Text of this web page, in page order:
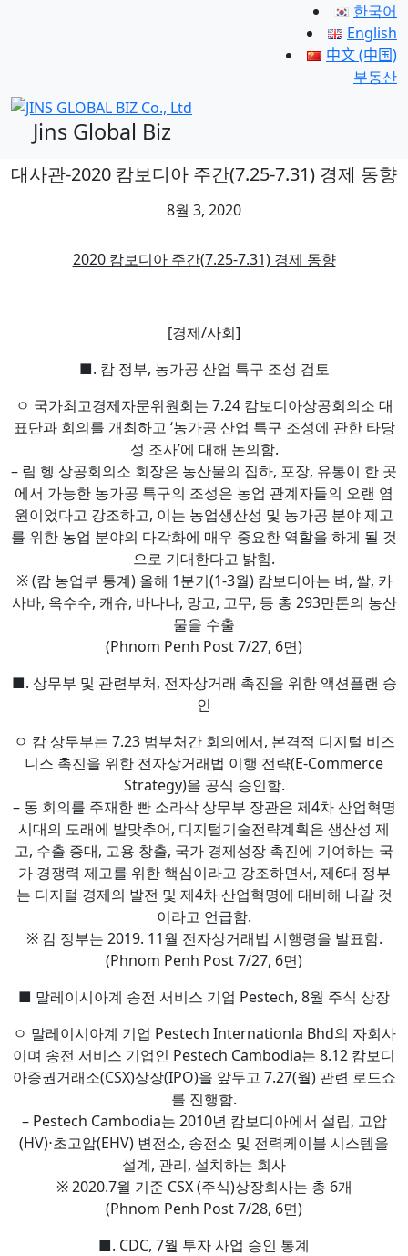
한국어
English
中文 (中国)
부동산
Jins Global Biz
대사관-2020 캄보디아 주간(7.25-7.31) 경제 동향
8월 3, 2020
2020 캄보디아 주간(7.25-7.31) 경제 동향
[경제/사회]
■. 캄 정부, 농가공 산업 특구 조성 검토
ㅇ 국가최고경제자문위원회는 7.24 캄보디아상공회의소 대
표단과 회의를 개최하고 ‘농가공 산업 특구 조성에 관한 타당
성 조사’에 대해 논의함.
– 림 헹 상공회의소 회장은 농산물의 집하, 포장, 유통이 한 곳
에서 가능한 농가공 특구의 조성은 농업 관계자들의 오랜 염
원이었다고 강조하고, 이는 농업생산성 및 농가공 분야 제고
를 위한 농업 분야의 다각화에 매우 중요한 역할을 하게 될 것
으로 기대한다고 밝힘.
※ (캄 농업부 통계) 올해 1분기(1-3월) 캄보디아는 벼, 쌀, 카
사바, 옥수수, 캐슈, 바나나, 망고, 고무, 등 총 293만톤의 농산
물을 수출
(Phnom Penh Post 7/27, 6면)
■. 상무부 및 관련부처, 전자상거래 촉진을 위한 액션플랜 승
인
ㅇ 캄 상무부는 7.23 범부처간 회의에서, 본격적 디지털 비즈
니스 촉진을 위한 전자상거래법 이행 전략(E-Commerce
Strategy)을 공식 승인함.
– 동 회의를 주재한 빤 소라삭 상무부 장관은 제4차 산업혁명
시대의 도래에 발맞추어, 디지털기술전략계획은 생산성 제
고, 수출 증대, 고용 창출, 국가 경제성장 촉진에 기여하는 국
가 경쟁력 제고를 위한 핵심이라고 강조하면서, 제6대 정부
는 디지털 경제의 발전 및 제4차 산업혁명에 대비해 나갈 것
이라고 언급함.
※ 캄 정부는 2019. 11월 전자상거래법 시행령을 발표함.
(Phnom Penh Post 7/27, 6면)
■ 말레이시아계 송전 서비스 기업 Pestech, 8월 주식 상장
ㅇ 말레이시아계 기업 Pestech Internationla Bhd의 자회사
이며 송전 서비스 기업인 Pestech Cambodia는 8.12 캄보디
아증권거래소(CSX)상장(IPO)을 앞두고 7.27(월) 관련 로드쇼
를 진행함.
– Pestech Cambodia는 2010년 캄보디아에서 설립, 고압
(HV)⋅초고압(EHV) 변전소, 송전소 및 전력케이블 시스템을
설계, 관리, 설치하는 회사
※ 2020.7월 기준 CSX (주식)상장회사는 총 6개
(Phnom Penh Post 7/28, 6면)
■. CDC, 7월 투자 사업 승인 통계